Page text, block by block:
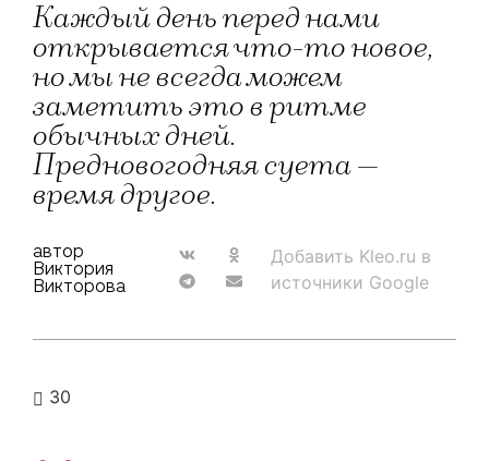
Каждый день перед нами
открывается что-то новое,
но мы не всегда можем
заметить это в ритме
обычных дней.
Предновогодняя суета —
время другое.
автор
Виктория
Викторова
Добавить Kleo.ru в
источники Google
30